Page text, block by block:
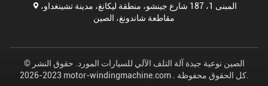
المبنى 1، 187 شارع جينشو، منطقة ليكانغ، مدينة تشينغداو،
مقاطعة شاندونغ، الصين
الصين نوعية جيدة آلة التلف الآلي للسيارات المورد. حقوق النشر ©
2023-2026 motor-windingmachine.com . كل الحقوق محفوظة.